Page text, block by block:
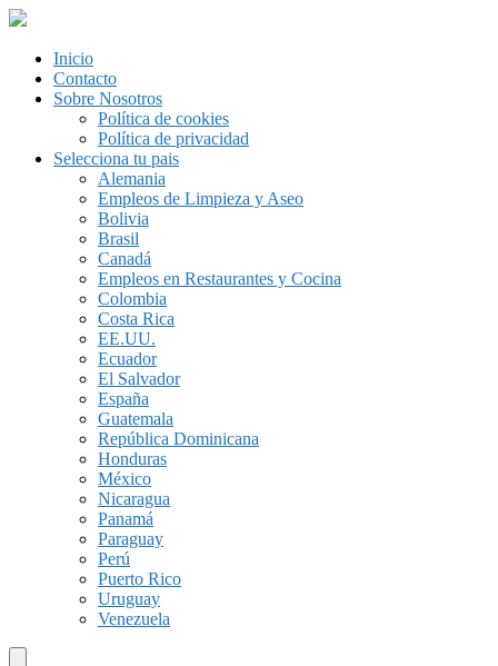
Inicio
Contacto
Sobre Nosotros
Política de cookies
Política de privacidad
Selecciona tu pais
Alemania
Empleos de Limpieza y Aseo
Bolivia
Brasil
Canadá
Empleos en Restaurantes y Cocina
Colombia
Costa Rica
EE.UU.
Ecuador
El Salvador
España
Guatemala
República Dominicana
Honduras
México
Nicaragua
Panamá
Paraguay
Perú
Puerto Rico
Uruguay
Venezuela